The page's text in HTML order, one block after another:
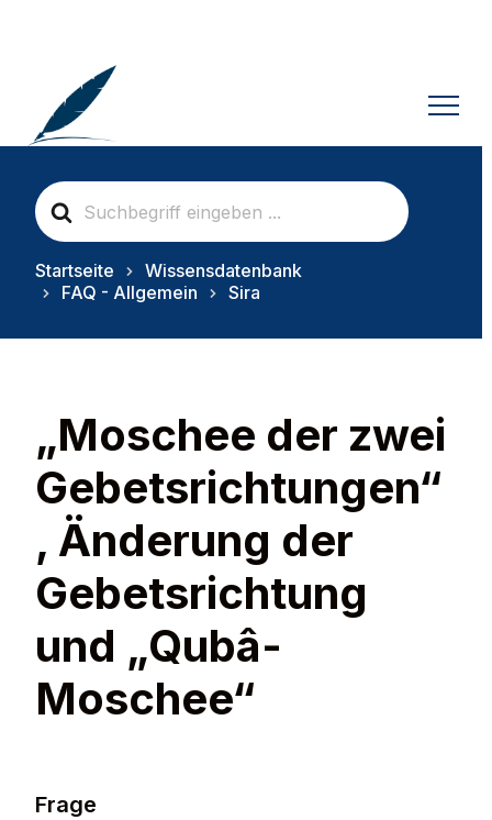
S
e
a
c
o
Startseite
Wissensdatenbank
FAQ - Allgemein
Sira
„Moschee der zwei
Gebetsrichtungen“
, Änderung der
Gebetsrichtung
und „Qubâ-
Moschee“
Frage